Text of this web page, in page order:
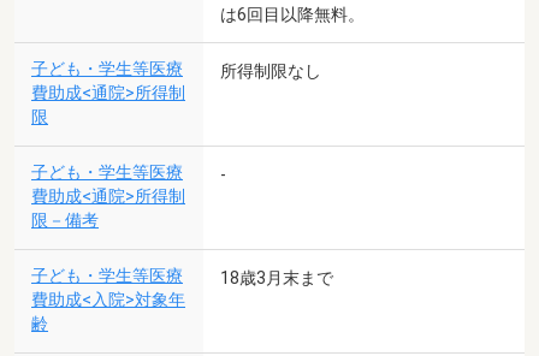
は6回目以降無料。
子ども・学生等医療
費助成<通院>所得制
限
所得制限なし
子ども・学生等医療
費助成<通院>所得制
限－備考
-
子ども・学生等医療
費助成<入院>対象年
齢
18歳3月末まで